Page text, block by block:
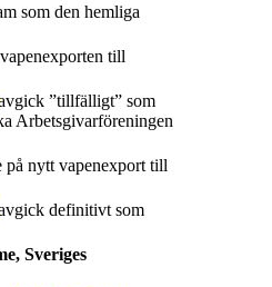
som den hemliga
till
”tillfälligt” som
Arbetsgivarföreningen
på nytt vapenexport till
definitivt som
Sveriges